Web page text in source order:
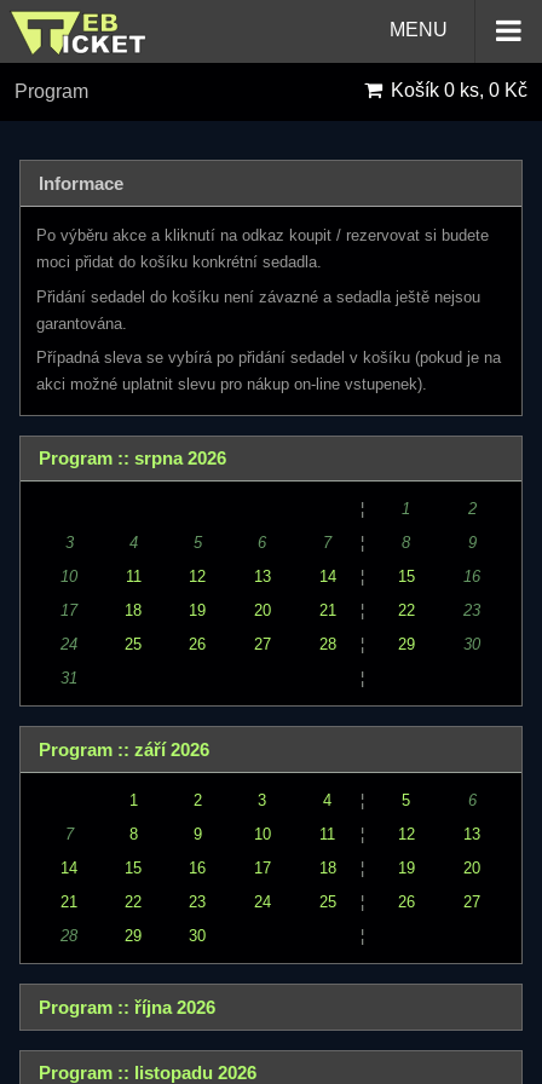
MENU
Program Košík 0 ks, 0 Kč
Informace
Po výběru akce a kliknutí na odkaz koupit / rezervovat si budete
moci přidat do košíku konkrétní sedadla.
Přidání sedadel do košíku není závazné a sedadla ještě nejsou
garantována.
Případná sleva se vybírá po přidání sedadel v košíku (pokud je na
akci možné uplatnit slevu pro nákup on-line vstupenek).
Program :: srpna 2026
¦ 1
2
3
4 5 6 7 ¦ 8
9
10
11 12 13 14 ¦ 15
16
17
18 19 20 21 ¦ 22
23
24
25 26 27 28 ¦ 29
30
31
¦
Program :: září 2026
1 2 3 4 ¦ 5
6
7
8 9 10 11 ¦ 12
13
14
15 16 17 18 ¦ 19
20
21
22 23 24 25 ¦ 26
27
28
29 30 ¦
Program :: října 2026
Program :: listopadu 2026